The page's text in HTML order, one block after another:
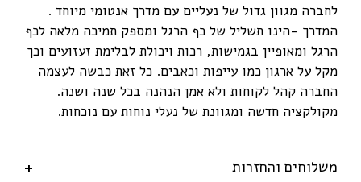
לחברה מגוון גדול של נעליים עם מדרך אנטומי מיוחד .
המדרך -הינו תשליל של כף הרגל ומספק תמיכה מלאה לכף
הרגל ומאופיין בגמישות, רכות ויכולת לבלימת זעזועים וכך
מקל על ארגון כמו עייפות וכאבים. כל זאת כבשה לעצמה
החברה קהל לקוחות ולא אמן הנהנה בכל שנה ושנה.
מקולקציה חדשה ומגוונת של נעלי נוחות עם נוכחות.
משלוחים והחזרות